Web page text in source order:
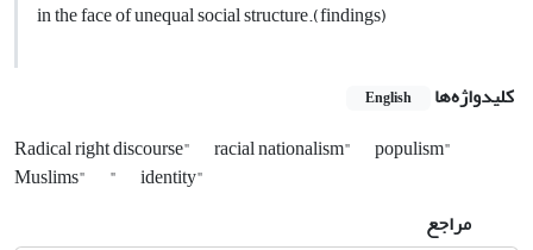
in the face of unequal social structure.(findings)
کلیدواژه‌ها English
Radical right discourse" racial nationalism"
populism"
Muslims"
"
identity"
مراجع